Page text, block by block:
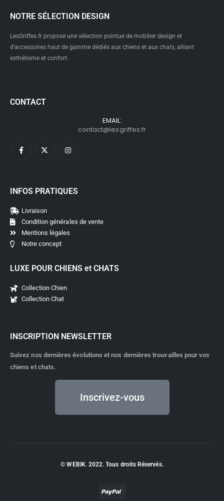
NOTRE SÉLECTION DESIGN
LesGriffes.fr propose une sélection pointue de mobilier design et
d’accessoires haut de gamme dédiés aux chiens et aux chats, alliant
esthétisme et confort.
CONTACT
EMAIL:
contact@lesgriffes.fr
INFOS PRATIQUES
Livraison
Condition générales de vente
Mentions légales
Notre concept
LUXE POUR CHIENS et CHATS
Collection Chien
Collection Chat
INSCRIPTION NEWSLETTER
Suivez nos dernières évolutions et nos dernières trouvailles pour vos
chiens et chats.
Inscrivez-vous
© WEBIK. 2022. Tous droits Réservés.